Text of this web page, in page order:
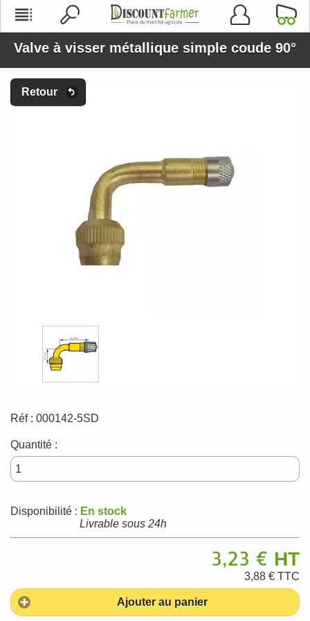
Valve à visser métallique simple coude 90°
Retour
Réf : 000142-5SD
Quantité :
Disponibilité : En stock
Livrable sous 24h
3,23 € HT
3,88 € TTC
Ajouter au panier